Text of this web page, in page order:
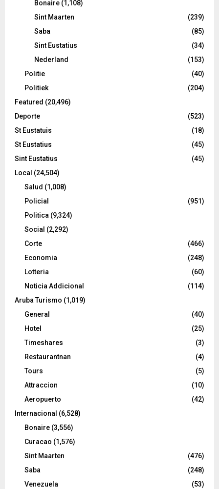
Bonaire (1,108)
Sint Maarten
(239)
Saba
(85)
Sint Eustatius
(34)
Nederland
(153)
Politie
(40)
Politiek
(204)
Featured (20,496)
Deporte
(523)
St Eustatuis
(18)
St Eustatius
(45)
Sint Eustatius
(45)
Local (24,504)
Salud (1,008)
Policial
(951)
Politica (9,324)
Social (2,292)
Corte
(466)
Economia
(248)
Lotteria
(60)
Noticia Addicional
(114)
Aruba Turismo (1,019)
General
(40)
Hotel
(25)
Timeshares
(3)
Restaurantnan
(4)
Tours
(5)
Attraccion
(10)
Aeropuerto
(42)
Internacional (6,528)
Bonaire (3,556)
Curacao (1,576)
Sint Maarten
(476)
Saba
(248)
Venezuela
(53)